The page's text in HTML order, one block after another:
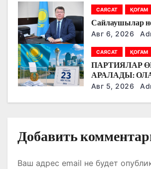
п
и
с
я
м
БІЛІМ БЕРУ
ТАЛҚЫЛАДЫ
САЯСАТ ҚОҒАМ
Сайлаушылар
Авг 6, 2026
САЯСАТ ҚОҒАМ
ПАРТИЯЛАР
АРАЛАДЫ:
Авг 5, 2026
Добавить
Ваш адрес email не будет